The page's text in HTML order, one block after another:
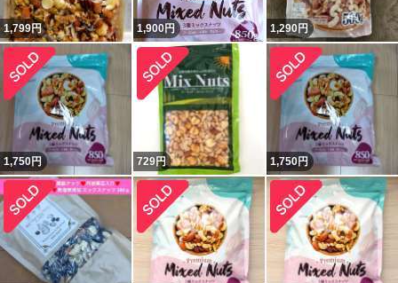
1,799円 1,900円 1,290円
1,750円 729円 1,750円